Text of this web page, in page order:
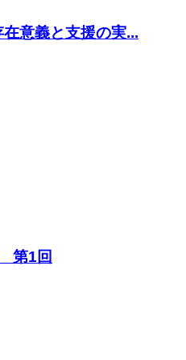
意義と支援の実...
第1回